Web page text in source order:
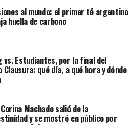
al mundo: el primer té argentino
huella de carbono
vs. Estudiantes, por la final del
Clausura: qué día, a qué hora y dónde
Machado salió de la
y se mostró en público por